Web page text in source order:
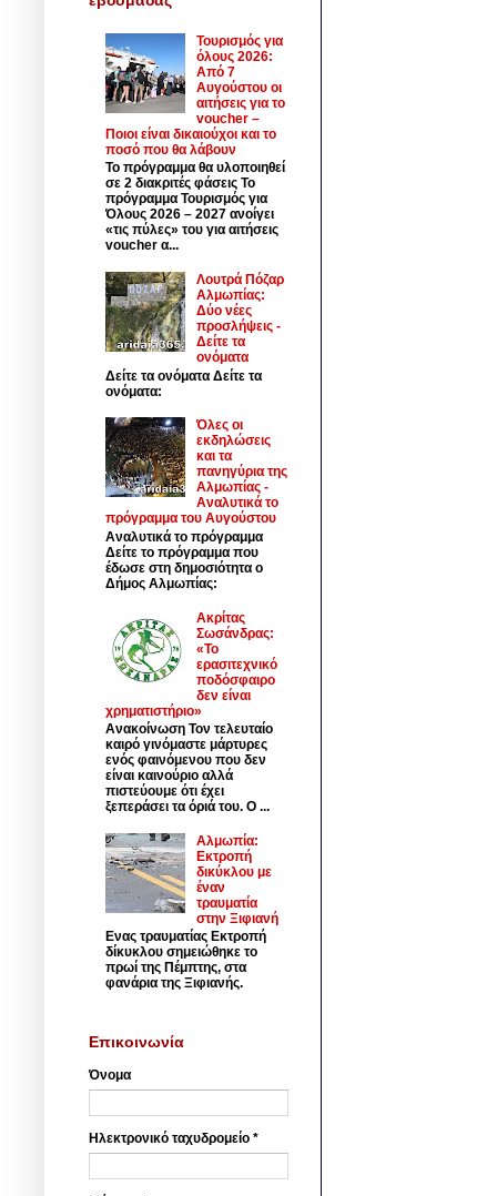
Τουρισμός για
όλους 2026:
Από 7
Αυγούστου οι
αιτήσεις για το
voucher –
Ποιοι είναι δικαιούχοι και το
ποσό που θα λάβουν
Το πρόγραμμα θα υλοποιηθεί
σε 2 διακριτές φάσεις Το
πρόγραμμα Τουρισμός για
Όλους 2026 – 2027 ανοίγει
«τις πύλες» του για αιτήσεις
voucher α...
Λουτρά Πόζαρ
Αλμωπίας:
Δύο νέες
προσλήψεις -
Δείτε τα
ονόματα
Δείτε τα ονόματα Δείτε τα
ονόματα:
Όλες οι
εκδηλώσεις
και τα
πανηγύρια της
Αλμωπίας -
Αναλυτικά το
πρόγραμμα του Αυγούστου
Αναλυτικά το πρόγραμμα
Δείτε το πρόγραμμα που
έδωσε στη δημοσιότητα ο
Δήμος Αλμωπίας:
Ακρίτας
Σωσάνδρας:
«Το
ερασιτεχνικό
ποδόσφαιρο
δεν είναι
χρηματιστήριο»
Ανακοίνωση Τον τελευταίο
καιρό γινόμαστε μάρτυρες
ενός φαινόμενου που δεν
είναι καινούριο αλλά
πιστεύουμε ότι έχει
ξεπεράσει τα όριά του. Ο ...
Αλμωπία:
Εκτροπή
δικύκλου με
έναν
τραυματία
στην Ξιφιανή
Ενας τραυματίας Εκτροπή
δίκυκλου σημειώθηκε το
πρωί της Πέμπτης, στα
φανάρια της Ξιφιανής.
Επικοινωνία
Όνομα
Ηλεκτρονικό ταχυδρομείο *